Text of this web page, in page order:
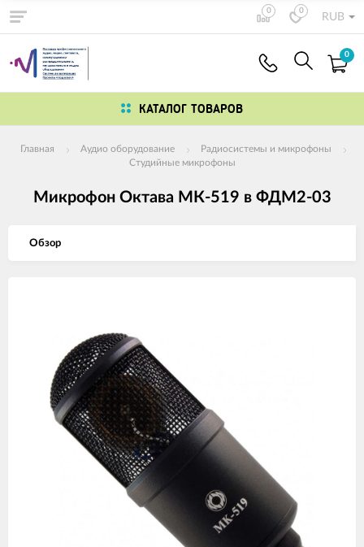
0 0
RUB
0
КАТАЛОГ ТОВАРОВ
Главная Аудио оборудование
Радиосистемы и микрофоны
Студийные микрофоны
Микрофон Октава МК-519 в ФДМ2-03
Обзор